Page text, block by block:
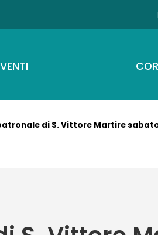
di S. Vittore Martire